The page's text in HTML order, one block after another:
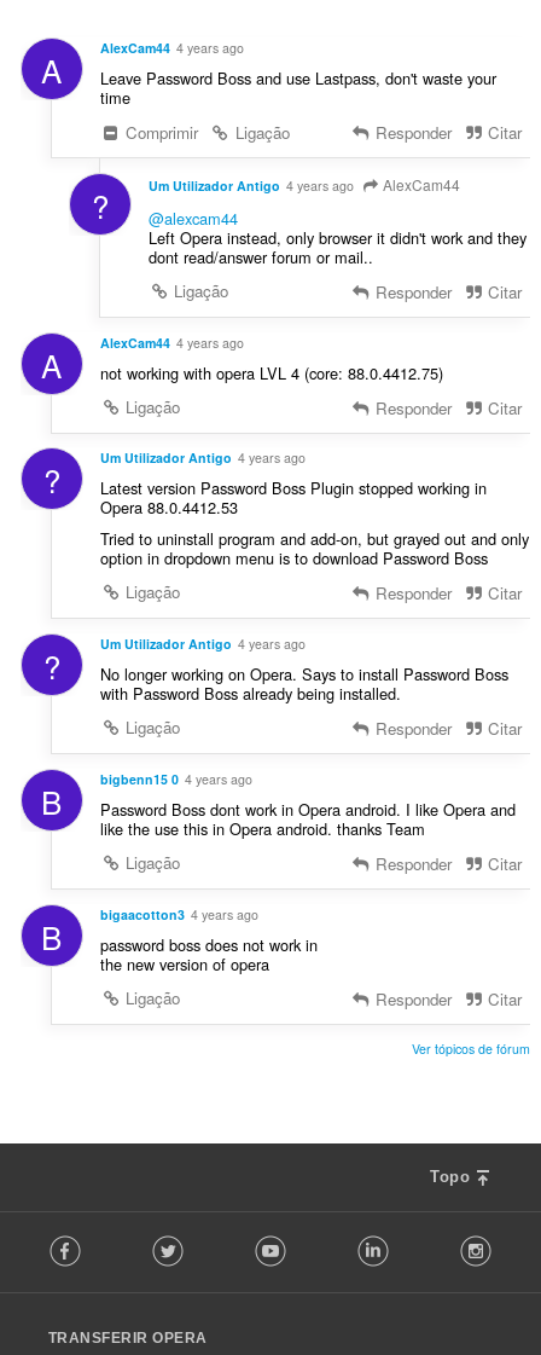
ç
õ
s
:
v
a
l
a
ç
õ
s
:
A AlexCam44 4 years ago
Leave Password Boss and use Lastpass, don't waste your
time
Comprimir
Ligação Responder Citar
? Um Utilizador Antigo 4 years ago AlexCam44
@alexcam44
Left Opera instead, only browser it didn't work and they
dont read/answer forum or mail..
Ligação
Responder Citar
A AlexCam44 4 years ago
not working with opera LVL 4 (core: 88.0.4412.75)
Ligação
Responder Citar
? Um Utilizador Antigo 4 years ago
Latest version Password Boss Plugin stopped working in
Opera 88.0.4412.53
Tried to uninstall program and add-on, but grayed out and only
option in dropdown menu is to download Password Boss
Ligação
Responder Citar
? Um Utilizador Antigo 4 years ago
No longer working on Opera. Says to install Password Boss
with Password Boss already being installed.
Ligação
Responder Citar
B bigbenn15 0 4 years ago
Password Boss dont work in Opera android. I like Opera and
like the use this in Opera android. thanks Team
Ligação
Responder Citar
B bigaacotton3 4 years ago
password boss does not work in
the new version of opera
Ligação
Responder Citar
Ver tópicos de fórum
Topo
o
w
Facebook Twitter Youtube LinkedIn
TRANSFERIR OPERA